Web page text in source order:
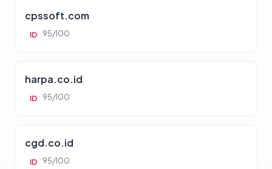
cpssoft.com
ID 95/100
harpa.co.id
ID 95/100
cgd.co.id
ID 95/100